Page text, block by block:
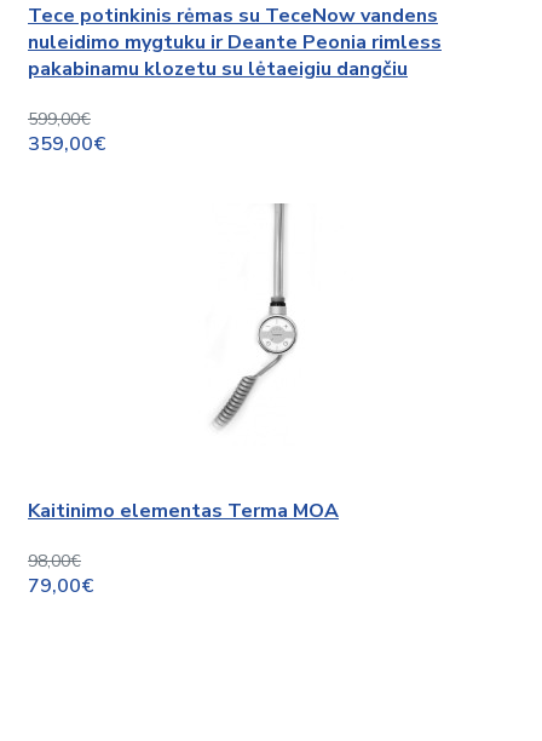
Tece potinkinis rėmas su TeceNow vandens
nuleidimo mygtuku ir Deante Peonia rimless
pakabinamu klozetu su lėtaeigiu dangčiu
599,00€
359,00€
Kaitinimo elementas Terma MOA
98,00€
79,00€